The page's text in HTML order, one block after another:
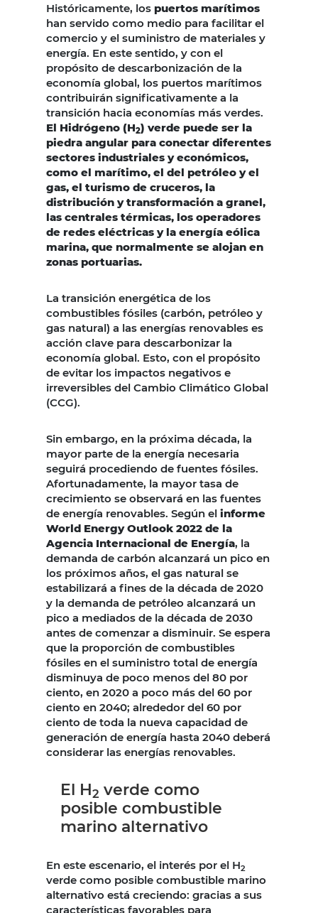
Históricamente, los puertos marítimos
han servido como medio para facilitar el
comercio y el suministro de materiales y
energía. En este sentido, y con el
propósito de descarbonización de la
economía global, los puertos marítimos
contribuirán significativamente a la
transición hacia economías más verdes.
El Hidrógeno (H2) verde puede ser la
piedra angular para conectar diferentes
sectores industriales y económicos,
como el marítimo, el del petróleo y el
gas, el turismo de cruceros, la
distribución y transformación a granel,
las centrales térmicas, los operadores
de redes eléctricas y la energía eólica
marina, que normalmente se alojan en
zonas portuarias.
La transición energética de los
combustibles fósiles (carbón, petróleo y
gas natural) a las energías renovables es
acción clave para descarbonizar la
economía global. Esto, con el propósito
de evitar los impactos negativos e
irreversibles del Cambio Climático Global
(CCG).
Sin embargo, en la próxima década, la
mayor parte de la energía necesaria
seguirá procediendo de fuentes fósiles.
Afortunadamente, la mayor tasa de
crecimiento se observará en las fuentes
de energía renovables. Según el informe
World Energy Outlook 2022 de la
Agencia Internacional de Energía, la
demanda de carbón alcanzará un pico en
los próximos años, el gas natural se
estabilizará a fines de la década de 2020
y la demanda de petróleo alcanzará un
pico a mediados de la década de 2030
antes de comenzar a disminuir. Se espera
que la proporción de combustibles
fósiles en el suministro total de energía
disminuya de poco menos del 80 por
ciento, en 2020 a poco más del 60 por
ciento en 2040; alrededor del 60 por
ciento de toda la nueva capacidad de
generación de energía hasta 2040 deberá
considerar las energías renovables.
El H2 verde como
posible combustible
marino alternativo
En este escenario, el interés por el H2
verde como posible combustible marino
alternativo está creciendo: gracias a sus
características favorables para